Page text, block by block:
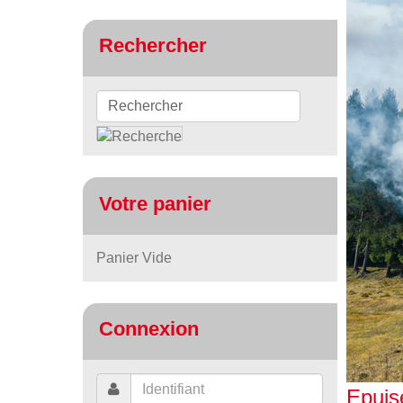
Rechercher
Votre panier
Panier Vide
Connexion